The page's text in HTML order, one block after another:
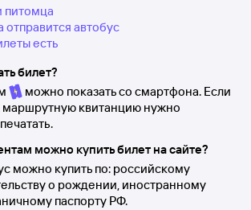
питомца
отправится автобус
есть
билет?
можно показать со смартфона. Если
маршрутную квитанцию нужно
можно купить билет на сайте?
можно купить по: российскому
о рождении, иностранному
паспорту РФ.